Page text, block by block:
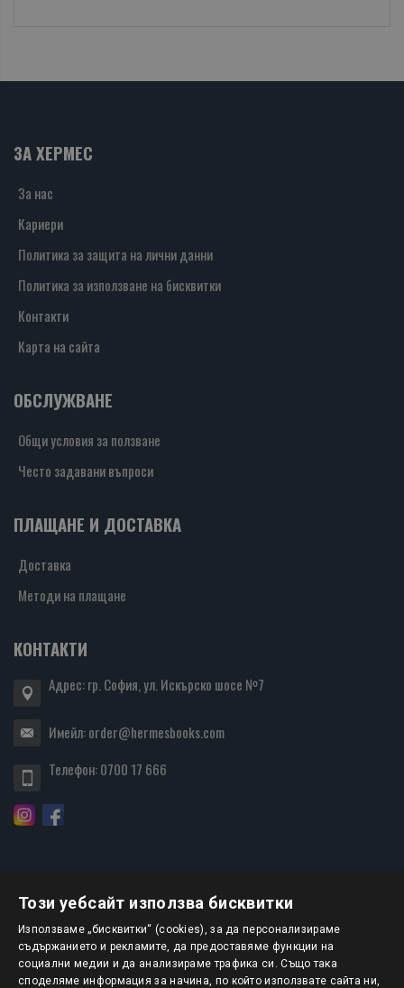
ЗА ХЕРМЕС
За нас
Кариери
Политика за защита на лични данни
Политика за използване на бисквитки
Контакти
Карта на сайта
ОБСЛУЖВАНЕ
Общи условия за ползване
Често задавани въпроси
ПЛАЩАНЕ И ДОСТАВКА
Доставка
Методи на плащане
КОНТАКТИ
Адрес: гр. София, ул. Искърско шосе №7
Имейл:order@hermesbooks.com
Телефон:0700 17 666
БЮЛЕТИН
АБОНИРАНЕ
Този уебсайт използва бисквитки
Използваме „бисквитки“ (cookies), за да персонализираме
съдържанието и рекламите, да предоставяме функции на
социални медии и да анализираме трафика си. Също така
споделяме информация за начина, по който използвате сайта ни,